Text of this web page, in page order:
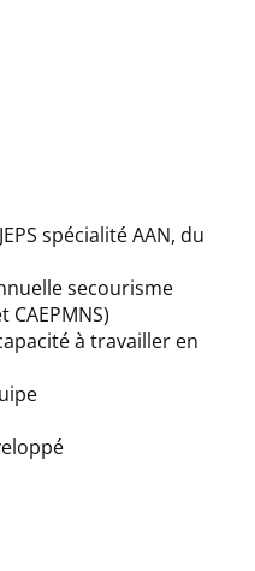
spécialité AAN, du
secourisme
à travailler en